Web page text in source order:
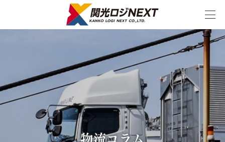
ダウンロード スケジュール
CO2削減
シミュレーター お問い合わせ
物流コラム